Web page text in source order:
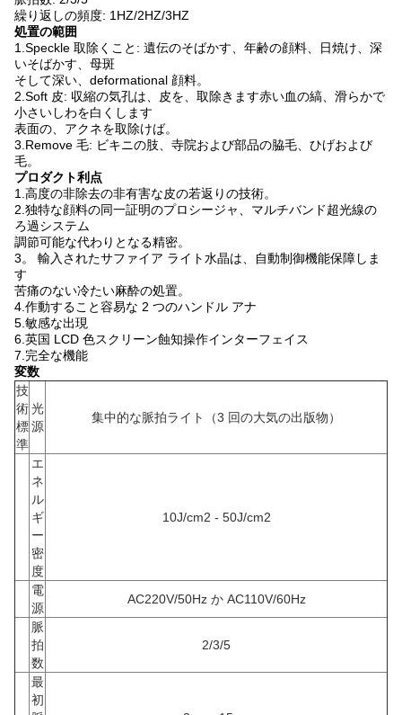
繰り返しの頻度: 1HZ/2HZ/3HZ
処置の範囲
1.Speckle 取除くこと: 遺伝のそばかす、年齢の顔料、日焼け、深
いそばかす、母斑
そして深い、 deformational 顔料。
2.Soft 皮: 収縮の気孔は、皮を、取除きます赤い血の縞、滑らかで
小さいしわを白くします
表面の、 アクネを取除けば。
3.Remove 毛: ビキニの肢、寺院および部品の脇毛、ひげおよび
毛。
プロダクト利点
1.高度の非除去の非有害な皮の若返りの技術。
2.独特な顔料の同一証明のプロシージャ、マルチバンド超光線の
ろ過システム
調節可能な代わりとなる精密。
3。 輸入されたサファイア ライト水晶は、自動制御機能保障しま
す
苦痛のない冷たい麻酔の処置。
4.作動すること容易な 2 つのハンドル アナ
5.敏感な出現
6.英国 LCD 色スクリーン蝕知操作インターフェイス
7.完全な機能
変数
技
術
標
準
光
源
集中的な脈拍ライト（3 回の大気の出版物）
エ
ネ
ル
ギ
ー
密
度
10J/cm2 - 50J/cm2
電
源
AC220V/50Hz か AC110V/60Hz
脈
拍
数
2/3/5
最
初